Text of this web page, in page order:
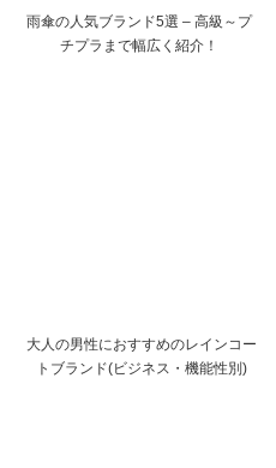
雨傘の人気ブランド5選 – 高級～プ
チプラまで幅広く紹介！
大人の男性におすすめのレインコー
トブランド(ビジネス・機能性別)